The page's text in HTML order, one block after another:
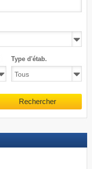
Type d'étab.
Rechercher